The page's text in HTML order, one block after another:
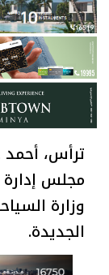
ترأس، أحمد
مجلس إدارة
وزارة
الجديدة.